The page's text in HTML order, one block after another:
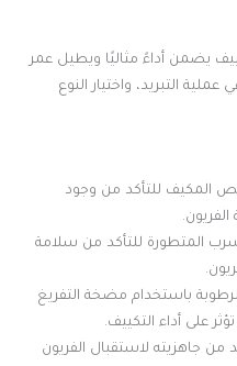
يضمن أداءً مثاليًا ويطيل عمر
التبريد، واختيار النوع
المكيف للتأكد من وجود
المتطورة للتأكد من سلامة
باستخدام مضخة التفريغ
على أداء التكييف.
جاهزيته لاستقبال الفريون